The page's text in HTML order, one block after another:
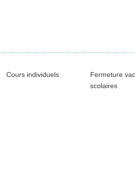
Cours individuels
Fermeture
scolaires